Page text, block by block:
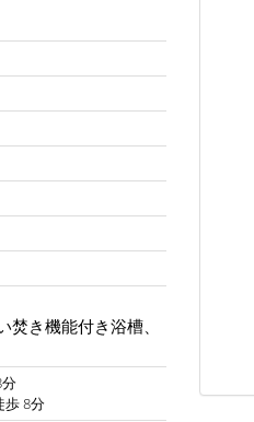
き機能付き浴槽、
歩 8分